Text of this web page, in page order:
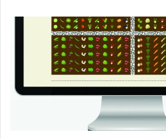
poskusili, vam bo nekaj naših napotkov